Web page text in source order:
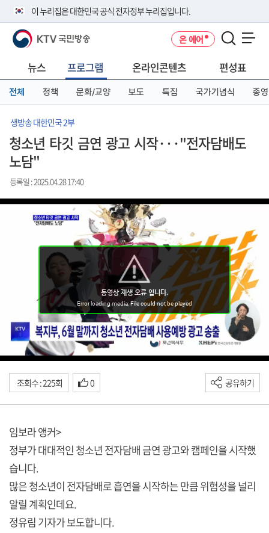
이 누리집은 대한민국 공식 전자정부 누리집입니다.
공식 누리집 주소 확인하기
니다.
이밖에 or.kr 또는 .kr등 다른 도메인 주소를 사용하고 있다면 아래 URL에
서 도메인 주소를 확인해 보세요
KTV 국민방송 온 에어
뉴스 프로그램 온라인콘텐츠 편성표
전체 정책 문화/교양 보도 특집 국가기념식 종영
생방송 대한민국 2부
청소년 타깃 금연 광고 시작···"전자담배도
노담"
등록일 : 2025.04.28 17:40
조회수 : 225회 0 공유하기
임보라 앵커>
정부가 대대적인 청소년 전자담배 금연 광고와 캠페인을 시작했
습니다.
많은 청소년이 전자담배로 흡연을 시작하는 만큼 위험성을 널리
알릴 계획인데요.
정유림 기자가 보도합니다.